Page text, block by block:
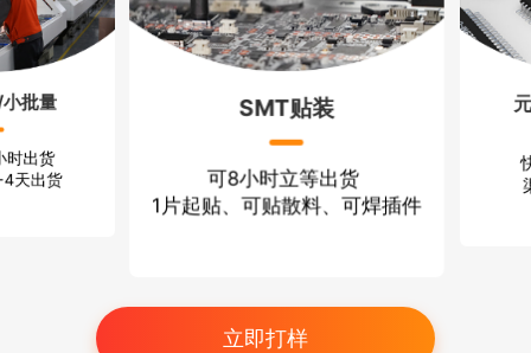
批量
时出货
天出货
SMT贴装
可8小时立等出货
1片起贴、可贴散料、可焊插件
立即打样